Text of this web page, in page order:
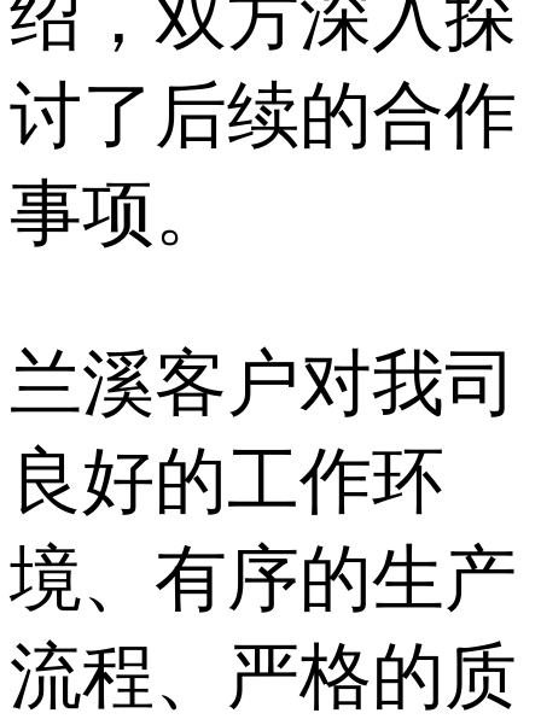
绍，双方深入探
讨了后续的合作
事项。
兰溪客户对我司
良好的工作环
境、有序的生产
流程、严格的质